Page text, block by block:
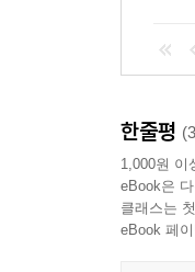
한줄평
1,000원 이
eBook은
클래스는
eBook 페